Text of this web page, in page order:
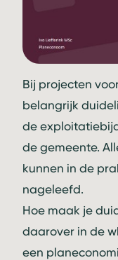
Bij projecten
belangrijk
de
de gemeente.
kunnen in de
nageleefd.
Hoe maak je
daarover in de
een